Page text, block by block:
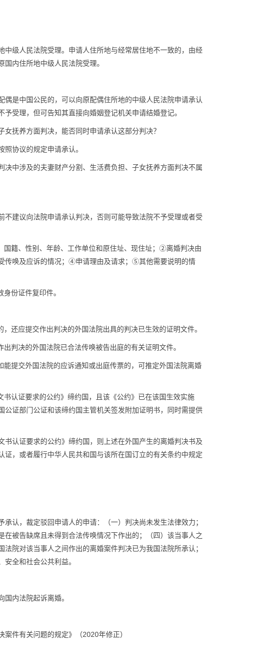
级人民法院受理。申请人住所地与经常居住地不一致的，由经
内住所地中级人民法院受理。
是中国公民的，可以向原配偶住所地的中级人民法院申请承认
受理，但可告知其直接向婚姻登记机关申请结婚登记。
抚养方面判决，能否同时申请承认这部分判决？
协议的规定申请承认。
中涉及的夫妻财产分割、生活费负担、子女抚养方面判决不属
建议向法院申请承认判决，否则可能导致法院不予受理或者受
籍、性别、年龄、工作单位和原住址、现住址；②离婚判决由
传唤及应诉的情况；④申请理由及请求；⑤其他需要说明的情
份证件复印件。
还应提交作出判决的外国法院出具的判决已生效的证明文件。
判决的外国法院已合法传唤被告出庭的有关证明文件。
提交外国法院的应诉通知或出庭传票的，可推定外国法院离婚
认证要求的公约》缔约国，且该《公约》已在该国生效实施
证部门公证和该缔约国主管机关签发附加证明书，同时需提供
认证要求的公约》缔约国，则上述在外国产生的离婚判决书及
，或者履行中华人民共和国与该所在国订立的有关条约中规定
认，裁定驳回申请人的申请：（一）判决尚未发生法律效力；
在被告缺席且未得到合法传唤情况下作出的；（四）该当事人之
院对该当事人之间作出的离婚案件判决已为我国法院所承认；
安全和社会公共利益。
内法院起诉离婚。
案件有关问题的规定》（2020年修正）